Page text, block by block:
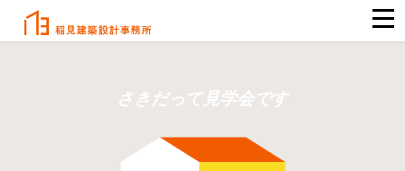
さきだって見学会です